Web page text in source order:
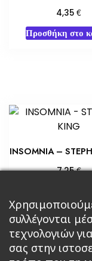
4,35€
Προσθήκη στο
INSOMNIA –
7,25€
συλλέγονται
τεχνολογιών
σας στην